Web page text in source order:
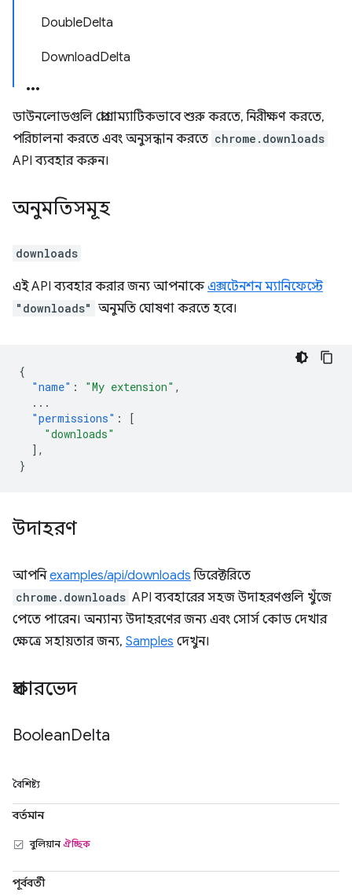
DoubleDelta
DownloadDelta
ডাউনলোডগুলি প্রোগ্রাম্যাটিকভাবে শুরু করতে, নিরীক্ষণ করতে,
পরিচালনা করতে এবং অনুসন্ধান করতে chrome.downloads
API ব্যবহার করুন।
অনুমতিসমূহ
downloads
এই API ব্যবহার করার জন্য আপনাকেএক্সটেনশন ম্যানিফেস্টে
"downloads" অনুমতি ঘোষণা করতে হবে।
{
"name" : "My extension" ,
...
"permissions" :
[
"downloads"
],
}
উদাহরণ
আপনিexamples/api/downloads ডিরেক্টরিতে
chrome.downloads API ব্যবহারের সহজ উদাহরণগুলি খুঁজে
পেতে পারেন। অন্যান্য উদাহরণের জন্য এবং সোর্স কোড দেখার
ক্ষেত্রে সহায়তার জন্য, Samples দেখুন।
প্রকারভেদ
BooleanDelta
বৈশিষ্ট্য
বর্তমান
বুলিয়ানঐচ্ছিক
পূর্ববর্তী